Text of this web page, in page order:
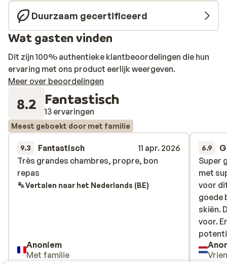
Duurzaam gecertificeerd
Wat gasten vinden
Dit zijn 100% authentieke klantbeoordelingen die hun
ervaring met ons product eerlijk weergeven.
Meer over beoordelingen
8.2 Fantastisch
13 ervaringen
Meest geboekt door met familie
9.3 Fantastisch
11 apr. 2026
Très grandes chambres, propre, bon
repas
Très grandes chambres, propre, bon
repas
Vertalen naar het Nederlands (BE)
Anoniem
Met familie
6.9
Super
met
voor
goede
skiën.
voor.
terras
Super
met
voor
goede
skiën.
voor.